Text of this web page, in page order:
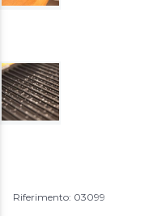
Riferimento: 03099